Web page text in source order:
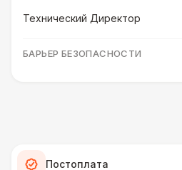
Технический Директор
БАРЬЕР БЕЗОПАСНОСТИ
Стилизованный (2 х 1 х 0,6)
Постоплата